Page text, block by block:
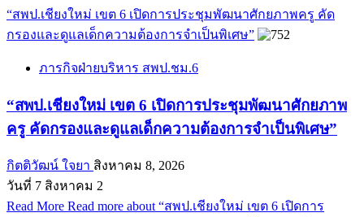
“สพป.เชียงใหม่ เขต 6 เปิดการประชุมพัฒนาศักยภาพครู คัด
กรองและดูแลเด็กความต้องการจำเป็นพิเศษ”
ภารกิจฝ่ายบริหาร สพป.ชม.6
“สพป.เชียงใหม่ เขต 6 เปิดการประชุมพัฒนาศักยภาพ
ครู คัดกรองและดูแลเด็กความต้องการจำเป็นพิเศษ”
กิตติวัฒน์ ใจยา สิงหาคม 8, 2026
วันที่ 7 สิงหาคม 2
Read More Read more about “สพป.เชียงใหม่ เขต 6 เปิดการ